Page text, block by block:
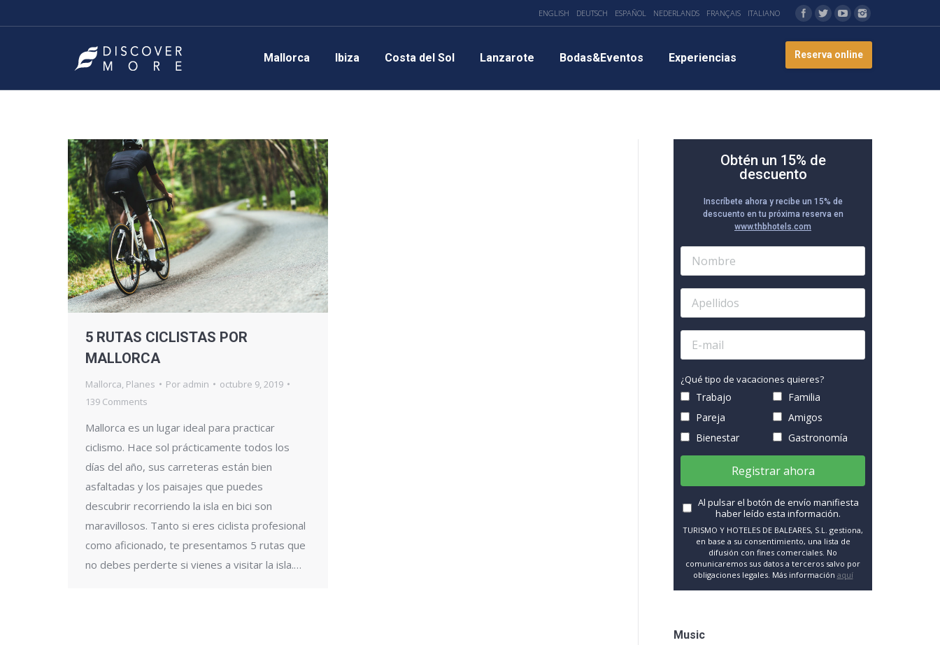
ENGLISH DEUTSCH ESPAÑOL NEDERLANDS FRANÇAIS ITALIANO
Mallorca Ibiza Costa del Sol Lanzarote Bodas&Eventos Experiencias Reserva online
5 RUTAS CICLISTAS POR
MALLORCA
Mallorca Planes Por admin
octubre 9, 2019
139 Comments
Mallorca es un lugar ideal para practicar
ciclismo. Hace sol prácticamente todos los
días del año, sus carreteras están bien
asfaltadas y los paisajes que puedes
descubrir recorriendo la isla en bici son
maravillosos. Tanto si eres ciclista profesional
como aficionado, te presentamos 5 rutas que
no debes perderte si vienes a visitar la isla.…
Obtén un 15% de
descuento
Inscríbete ahora y recibe un 15% de
descuento en tu próxima reserva en
www.thbhotels.com
¿Qué tipo de vacaciones quieres?
Trabajo
Familia
Pareja
Amigos
Bienestar
Gastronomía
Registrar ahora
Al pulsar el botón de envío manifiesta
haber leído esta información.
TURISMO Y HOTELES DE BALEARES, S.L. gestiona,
en base a su consentimiento, una lista de
difusión con fines comerciales. No
comunicaremos sus datos a terceros salvo por
obligaciones legales. Más información aquí
Music